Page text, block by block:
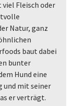
Fleisch oder
Natur, ganz
baut dabei
bunter
Hund eine
und mit seiner
er verträgt.